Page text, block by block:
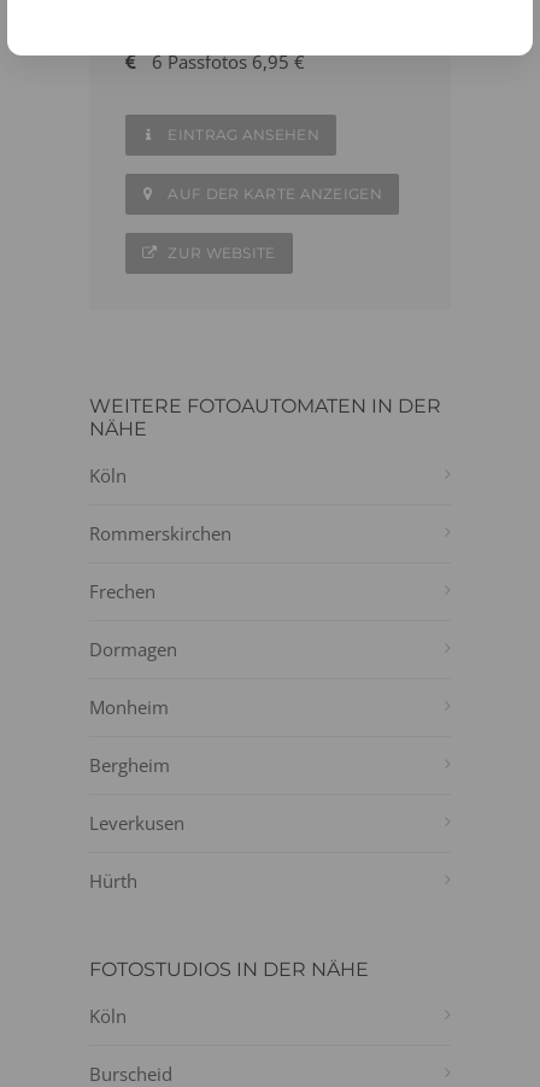
6 Passfotos 6,95 €
EINTRAG ANSEHEN
AUF DER KARTE ANZEIGEN
ZUR WEBSITE
WEITERE FOTOAUTOMATEN IN DER
NÄHE
Köln
Rommerskirchen
Frechen
Dormagen
Monheim
Bergheim
Leverkusen
Hürth
FOTOSTUDIOS IN DER NÄHE
Köln
Burscheid